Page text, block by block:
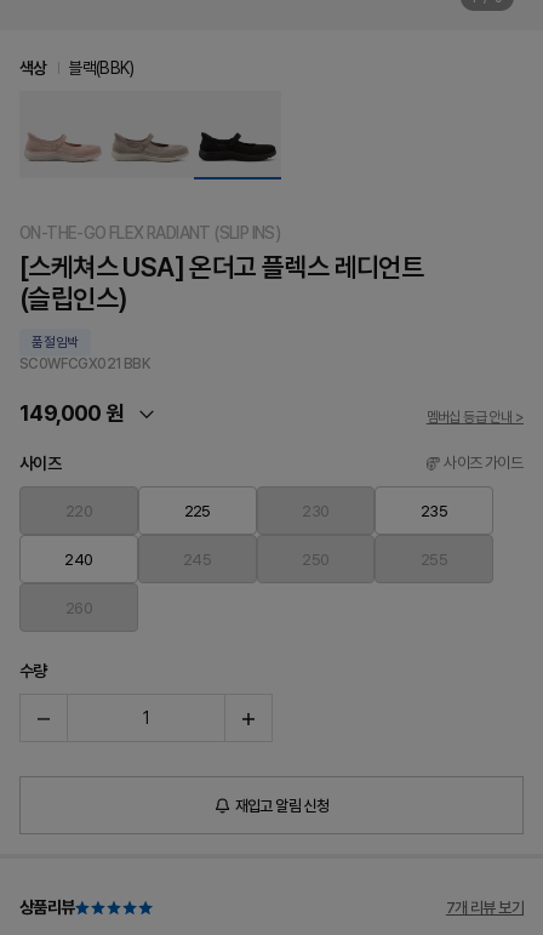
ON-THE-GO FLEX RADIANT (SLIP INS)
[스케쳐스 USA] 온더고 플렉스 레디언트
(슬립인스)
품절임박
SC0WFCGX021 BBK
149,000 원 멤버십 등급 안내 >
색상 블랙(BBK)
사이즈 사이즈 가이드
220 225 230 235
240 245 250 255
260
수량
재입고 알림 신청
상품리뷰 7개 리뷰 보기